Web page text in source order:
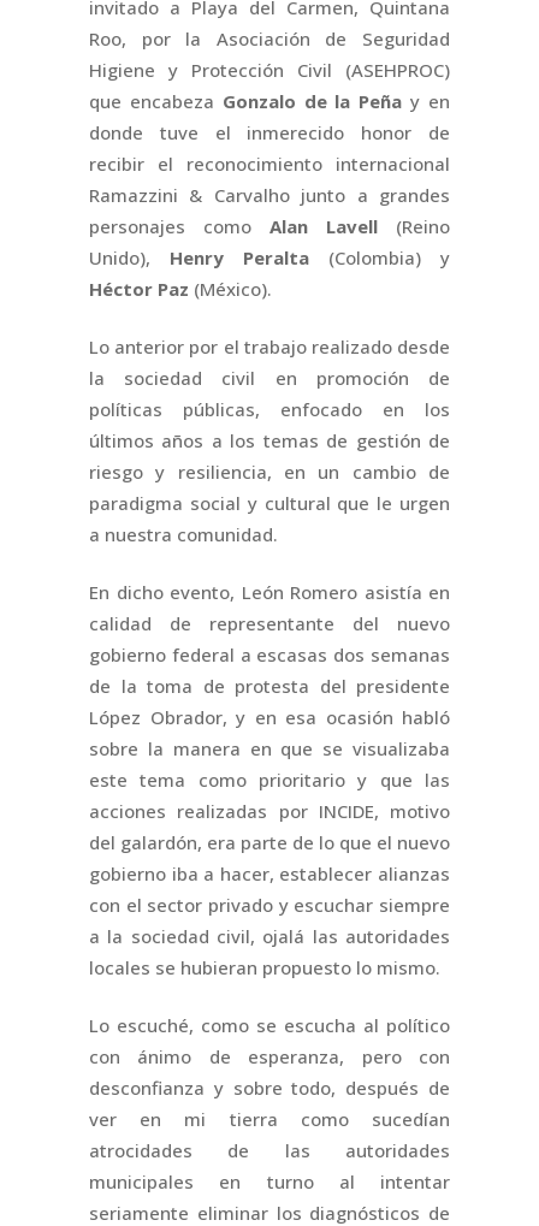
invitado a Playa del Carmen, Quintana
Roo, por la Asociación de Seguridad
Higiene y Protección Civil (ASEHPROC)
que encabeza Gonzalo de la Peña y en
donde tuve el inmerecido honor de
recibir el reconocimiento internacional
Ramazzini & Carvalho junto a grandes
personajes como Alan Lavell (Reino
Unido), Henry Peralta (Colombia) y
Héctor Paz (México).
Lo anterior por el trabajo realizado desde
la sociedad civil en promoción de
políticas públicas, enfocado en los
últimos años a los temas de gestión de
riesgo y resiliencia, en un cambio de
paradigma social y cultural que le urgen
a nuestra comunidad.
En dicho evento, León Romero asistía en
calidad de representante del nuevo
gobierno federal a escasas dos semanas
de la toma de protesta del presidente
López Obrador, y en esa ocasión habló
sobre la manera en que se visualizaba
este tema como prioritario y que las
acciones realizadas por INCIDE, motivo
del galardón, era parte de lo que el nuevo
gobierno iba a hacer, establecer alianzas
con el sector privado y escuchar siempre
a la sociedad civil, ojalá las autoridades
locales se hubieran propuesto lo mismo.
Lo escuché, como se escucha al político
con ánimo de esperanza, pero con
desconfianza y sobre todo, después de
ver en mi tierra como sucedían
atrocidades de las autoridades
municipales en turno al intentar
seriamente eliminar los diagnósticos de